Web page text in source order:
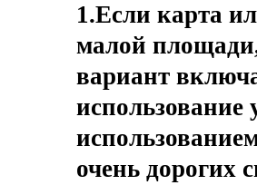
1.Если карта
малой
вариант
очень дорогих